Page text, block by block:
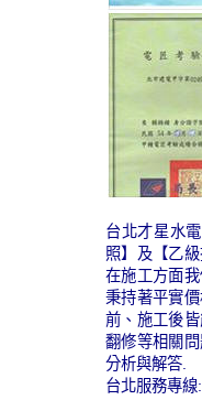
台北才星水
照】及【乙
在施工方面
秉持著平實
前、施工後
翻修等相關
分析與解答.
台北服務專